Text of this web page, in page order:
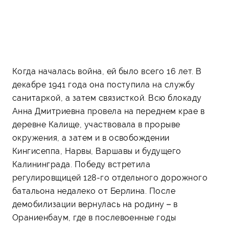
Когда началась война, ей было всего 16 лет. В
декабре 1941 года она поступила на службу
санитаркой, а затем связисткой. Всю блокаду
Анна Дмитриевна провела на переднем крае в
деревне Калище, участвовала в прорыве
окружения, а затем и в освобождении
Кингисеппа, Нарвы, Варшавы и будущего
Калининграда. Победу встретила
регулировщицей 128-го отдельного дорожного
батальона недалеко от Берлина. После
демобилизации вернулась на родину – в
Ораниенбаум, где в послевоенные годы